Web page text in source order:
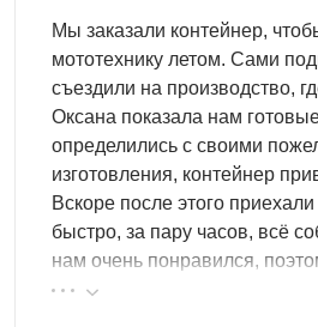
количество сборок/разборок не
доставке модули контейнера
специальные
удобно перевозить на
любые, даже труднодоступные
Мы заказали контейнер,
мототехнику летом. Сами
съездили на производство,
Оксана показала нам
определились с своими
изготовления, контейнер
Вскоре после этого
быстро, за пару часов, всё
нам очень понравился,
эту фирму.